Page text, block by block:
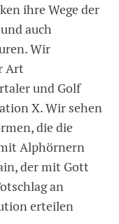
ihre Wege der
auch
Wir
Art
und Golf
X. Wir sehen
die die
Alphörnern
der mit Gott
an
erteilen